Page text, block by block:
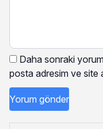
Daha sonraki
posta adresim ve site